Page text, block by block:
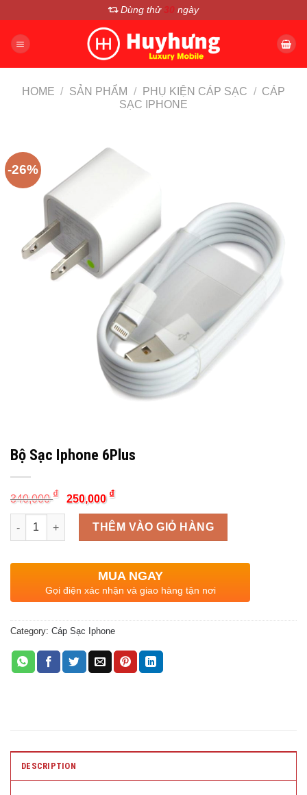
nội
Dùng thử 30 ngày
HOME / SẢN PHẨM / PHỤ KIỆN CÁP SẠC / CÁP
SẠC IPHONE
-26%
Bộ Sạc Iphone 6Plus
340,000₫
Original
price
was:
340,000 ₫.
250,000 ₫Current
is:
250,000 ₫.
Quantity
THÊM VÀO GIỎ HÀNG
MUA NGAY
Gọi điện xác nhận và giao hàng tận nơi
Category: Cáp Sạc Iphone
DESCRIPTION